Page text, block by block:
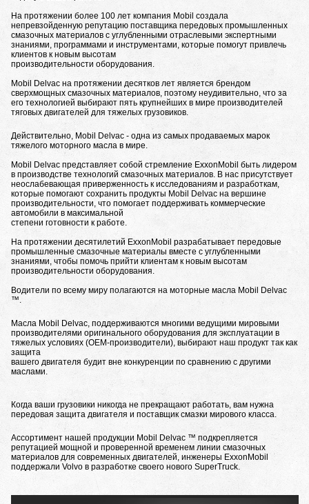
На протяжении более 100 лет компания Mobil создала
непревзойденную репутацию поставщика передовых промышленных
смазочных материалов с углубленными отраслевыми экспертными
знаниями, программами и инструментами, которые помогут привлечь
клиентов к новым высотам
производительности оборудования.
Mobil Delvac на протяжении десятков лет является брендом
сверхмощных смазочных материалов, поэтому неудивительно, что за
его технологией выбирают пять крупнейших в мире производителей
тяговых двигателей для тяжелых грузовиков.
Действительно, Mobil Delvac - одна из самых продаваемых марок
тяжелого моторного масла в мире.
Mobil Delvac представляет собой стремление ExxonMobil быть лидером
в производстве технологий смазочных материалов. В нас присутствует
неослабевающая приверженность к исследованиям и разработкам,
которые помогают сохранить продукты Mobil Delvac на вершине
производительности, что помогает поддерживать коммерческие
автомобили в максимальной
степени готовности к работе.
На протяжении десятилетий ExxonMobil разрабатывает передовые
промышленные смазочные материалы вместе с углубленными
знаниями, чтобы помочь прийти клиентам к новым высотам
производительности оборудования.
Водители по всему миру полагаются на моторные масла Mobil Delvac
™.
Масла Mobil Delvac, поддерживаются многими ведущими мировыми
производителями оригинального оборудования для эксплуатации в
тяжелых условиях (OEM-производители), выбирают наш продукт так как
защита
вашего двигателя будит вне конкуренции по сравнению с другими
маслами.
Когда ваши грузовики никогда не прекращают работать, вам нужна
передовая защита двигателя и поставщик смазки мирового класса.
Ассортимент нашей продукции Mobil Delvac ™ подкрепляется
репутацией мощной и проверенной временем линии смазочных
материалов для современных двигателей, инженеры ExxonMobil
поддержали Volvo в разработке своего нового SuperTruck.